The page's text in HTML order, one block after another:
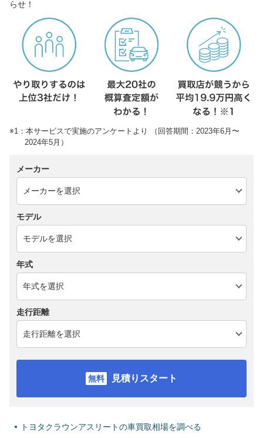
らせ！
※1：本サービスで実施のアンケートより （回答期間：2023年6月〜
2024年5月）
メーカー
モデル
年式
走行距離
見積りスタート
トヨタクラウンアスリートの車買取相場を調べる